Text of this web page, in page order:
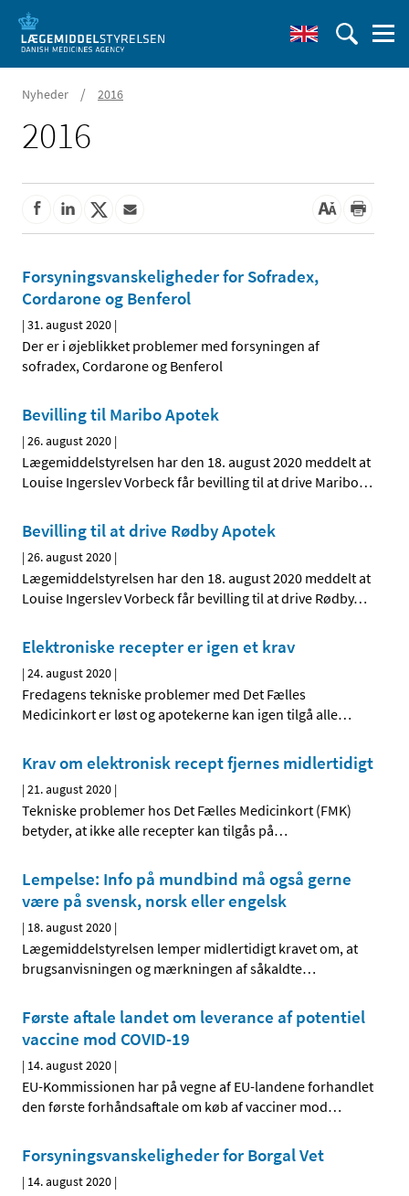
Nyheder / 2016
2016
Forsyningsvanskeligheder for Sofradex,
Cordarone og Benferol
|31. august 2020 |
Der er i øjeblikket problemer med forsyningen af
sofradex, Cordarone og Benferol
Bevilling til Maribo Apotek
|26. august 2020 |
Lægemiddelstyrelsen har den 18. august 2020 meddelt at
Louise Ingerslev Vorbeck får bevilling til at drive Maribo…
Bevilling til at drive Rødby Apotek
|26. august 2020 |
Lægemiddelstyrelsen har den 18. august 2020 meddelt at
Louise Ingerslev Vorbeck får bevilling til at drive Rødby…
Elektroniske recepter er igen et krav
|24. august 2020 |
Fredagens tekniske problemer med Det Fælles
Medicinkort er løst og apotekerne kan igen tilgå alle…
Krav om elektronisk recept fjernes midlertidigt
|21. august 2020 |
Tekniske problemer hos Det Fælles Medicinkort (FMK)
betyder, at ikke alle recepter kan tilgås på…
Lempelse: Info på mundbind må også gerne
være på svensk, norsk eller engelsk
| 18. august 2020 |
Lægemiddelstyrelsen lemper midlertidigt kravet om, at
brugsanvisningen og mærkningen af såkaldte…
Første aftale landet om leverance af potentiel
vaccine mod COVID-19
| 14. august 2020 |
EU-Kommissionen har på vegne af EU-landene forhandlet
den første forhåndsaftale om køb af vacciner mod…
Forsyningsvanskeligheder for Borgal Vet
| 14. august 2020 |